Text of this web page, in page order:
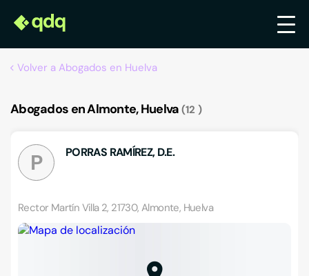
Volver a Abogados en Huelva
Abogados en Almonte, Huelva 12
P PORRAS RAMÍREZ, D.E.
Rector Martín Villa 2, 21730, Almonte, Huelva